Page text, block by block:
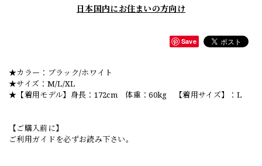
日本国内にお住まいの方向け
Save
★カラー：ブラック/ホワイト
★サイズ：M/L/XL
★【着用モデル】身長：172cm 体重：60kg 【着用サイズ】：L
【ご購入前に】
ご利用ガイドを必ずお読み下さい。